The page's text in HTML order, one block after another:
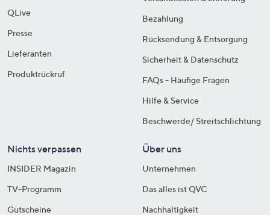
QLive
Presse
Lieferanten
Produktrückruf
Bezahlung
Rücksendung & Entsorgung
Sicherheit & Datenschutz
FAQs - Häufige Fragen
Hilfe & Service
Beschwerde/ Streitschlichtung
Nichts verpassen
INSIDER Magazin
TV-Programm
Gutscheine
Über uns
Unternehmen
Das alles ist QVC
Nachhaltigkeit